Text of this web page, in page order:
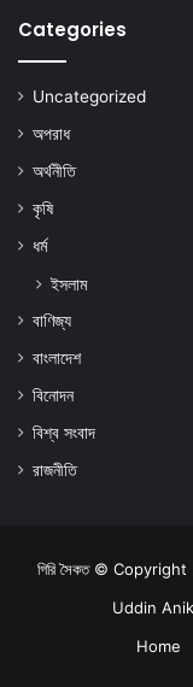
Categories
Uncategorized
অপরাধ
অর্থনীতি
কৃষি
ধর্ম
ইসলাম
বাণিজ্য
বাংলাদেশ
বিনোদন
বিশ্ব সংবাদ
রাজনীতি
গিরি সৈকত ©
Uddin
Home